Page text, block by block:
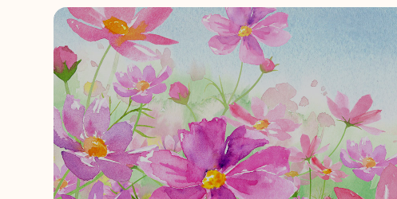
保育事業・さくらこども園
育成事業・放課後児童クラブ
住宅事業